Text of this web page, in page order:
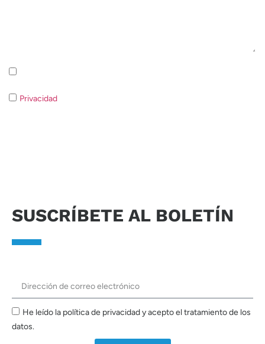
Privacidad
SUSCRÍBETE AL BOLETÍN
He leído la política de privacidad y acepto el tratamiento de los
datos.